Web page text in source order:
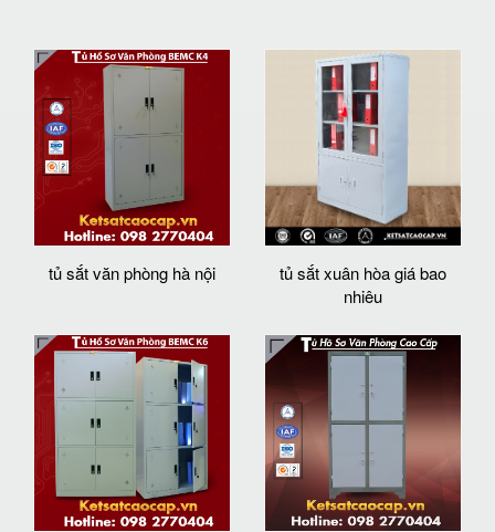
tủ sắt văn phòng hà nội
tủ sắt xuân hòa giá bao
nhiêu